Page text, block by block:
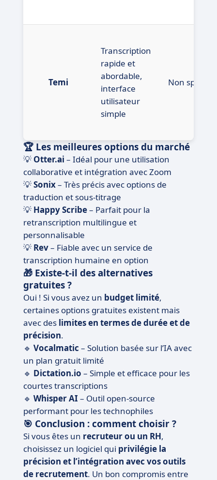
Temi
Transcription
rapide et
abordable,
interface
utilisateur
simple
Non
🏆 Les meilleures options du marché
💡 Otter.ai – Idéal pour une utilisation
collaborative et intégration avec Zoom
💡Sonix– Très précis avec options de
traduction et sous-titrage
💡 Happy Scribe– Parfait pour la
retranscription multilingue et
personnalisable
💡 Rev– Fiable avec un service de
transcription humaine en option
🎁 Existe-t-il des alternatives
gratuites ?
Oui ! Si vous avez un budget limité,
certaines options gratuites existent mais
avec des limites en termes de durée et de
précision.
🔹 Vocalmatic – Solution basée sur l’IA avec
un plan gratuit limité
🔹 Dictation.io – Simple et efficace pour les
courtes transcriptions
🔹 Whisper AI – Outil open-source
performant pour les technophiles
🎯 Conclusion : comment choisir ?
Si vous êtes un recruteur ou un RH,
choisissez un logiciel qui privilégie la
précision et l’intégration avec vos outils
de recrutement. Un bon compromis entre